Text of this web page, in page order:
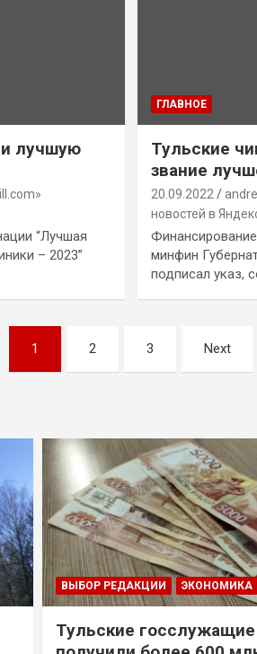
лучшую
“Лучшая
– 2023”
ГЛАВНОЕ
Тульские
звание
20.09.2022
новостей в
минфин
подписал указ,
1 2 3 Next
ВЫБОР РЕДАКЦИИ ЭКОНОМИКА
Тульские госслужащие